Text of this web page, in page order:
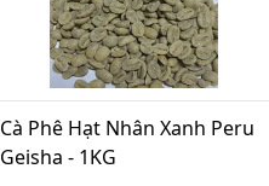
Cà Phê Hạt Nhân Xanh Peru
Geisha - 1KG